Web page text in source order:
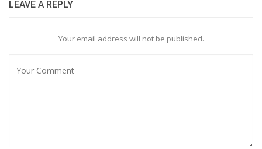
LEAVE A REPLY
Your email address will not be published.